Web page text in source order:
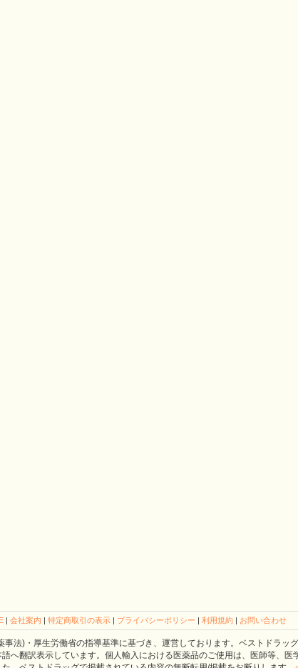
| 会社案内 | 特定商取引の表示 | プライバシーポリシー | 利用規約 | お問い合わせ
法)・厚生労働省の指導基準に基づき、運営しております。ベストドラッ
へ翻訳表示しています。個人輸入における医薬品のご使用は、医師等、医